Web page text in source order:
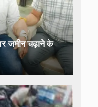
जमीन चढ़ाने के